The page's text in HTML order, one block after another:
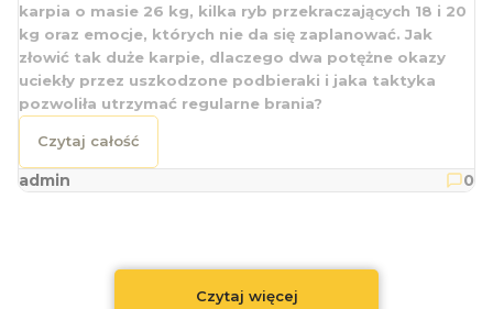
karpia o masie 26 kg, kilka ryb przekraczających 18 i 20
kg oraz emocje, których nie da się zaplanować. Jak
złowić tak duże karpie, dlaczego dwa potężne okazy
uciekły przez uszkodzone podbieraki i jaka taktyka
pozwoliła utrzymać regularne brania?
Czytaj całość
admin 0
Czytaj więcej